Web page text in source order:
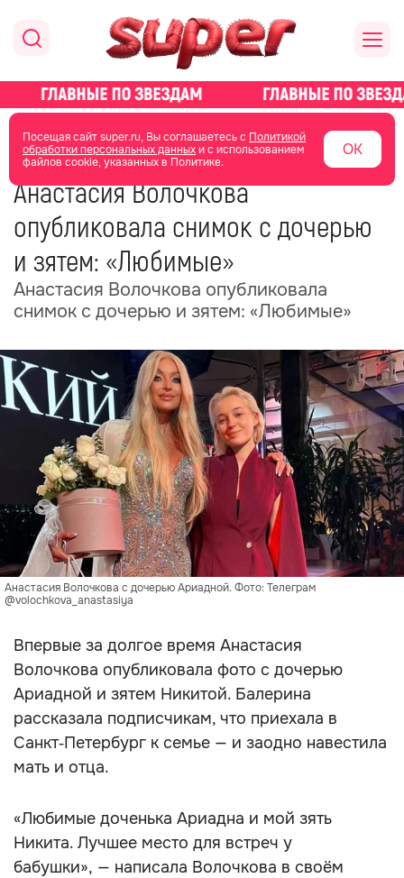
Посещая сайт super.ru, Вы соглашаетесь с Политикой
обработки персональных данныхи с использованием
файлов cookie, указанных в Политике.
ОК
главная новости о звездах новости
15 июня 14:18
Анастасия Волочкова
опубликовала снимок с дочерью
и зятем: «Любимые»
Анастасия Волочкова опубликовала
снимок с дочерью и зятем: «Любимые»
Анастасия Волочкова с дочерью Ариадной. Фото: Телеграм
@volochkova_anastasiya
Впервые за долгое время Анастасия
Волочкова опубликовала фото с дочерью
Ариадной и зятем Никитой. Балерина
рассказала подписчикам, что приехала в
Санкт‑Петербург к семье — и заодно навестила
мать и отца.
«Любимые доченька Ариадна и мой зять
Никита. Лучшее место для встреч у
бабушки», — написала Волочкова в своём